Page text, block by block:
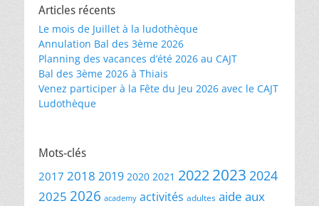
Articles récents
Le mois de Juillet à la ludothèque
Annulation Bal des 3ème 2026
Planning des vacances d’été 2026 au CAJT
Bal des 3ème 2026 à Thiais
Venez participer à la Fête du Jeu 2026 avec le CAJT
Ludothèque
Mots-clés
2017 2018 2019 2020 2021 20222023 2024
2025 2026 academy activités adultes aide aux